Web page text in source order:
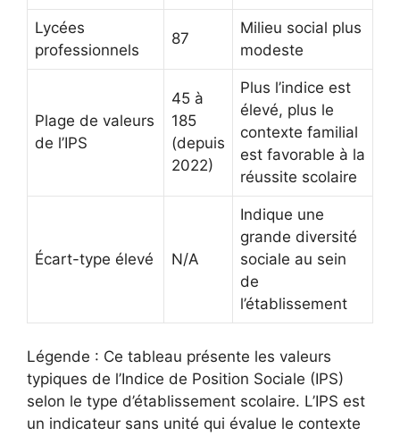
Lycées
professionnels
87
Milieu social plus
modeste
Plage de valeurs
de l’IPS
45 à
185
(depuis
2022)
Plus l’indice est
élevé, plus le
contexte familial
est favorable à la
réussite scolaire
Écart-type élevé N/A
Indique une
grande diversité
sociale au sein
de
l’établissement
Légende : Ce tableau présente les valeurs
typiques de l’Indice de Position Sociale (IPS)
selon le type d’établissement scolaire. L’IPS est
un indicateur sans unité qui évalue le contexte